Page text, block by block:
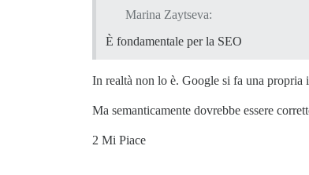
Marina Zaytseva:
È fondamentale per la SEO
In realtà non lo è. Google si fa una propria
Ma semanticamente dovrebbe essere
2 Mi Piace